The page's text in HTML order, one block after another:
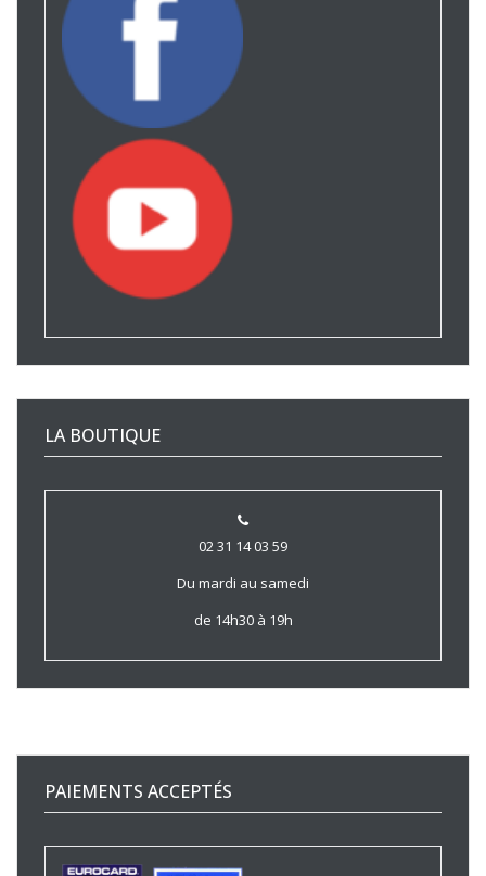
LA BOUTIQUE
02 31 14 03 59
Du mardi au samedi
de 14h30 à 19h
PAIEMENTS ACCEPTÉS